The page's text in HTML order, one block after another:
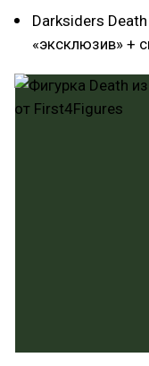
Darksiders
«эксклюзив» +